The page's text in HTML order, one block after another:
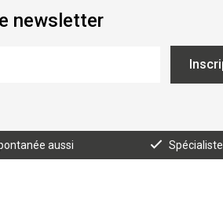
newsletter
aussi